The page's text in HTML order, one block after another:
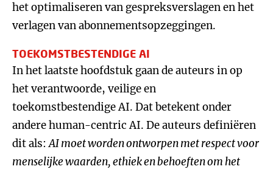
het optimaliseren van gespreksverslagen en het
verlagen van abonnementsopzeggingen.
TOEKOMSTBESTENDIGE AI
In het laatste hoofdstuk gaan de auteurs in op
het verantwoorde, veilige en
toekomstbestendige AI. Dat betekent onder
andere human-centric AI. De auteurs definiëren
dit als:AI moet worden ontworpen met respect voor
menselijke waarden, ethiek en behoeften om het